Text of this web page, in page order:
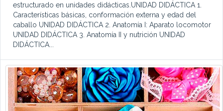
estructurado en unidades didácticas.UNIDAD DIDÁCTICA 1.
Características básicas, conformación externa y edad del
caballo UNIDAD DIDÁCTICA 2. Anatomía I: Aparato locomotor
UNIDAD DIDÁCTICA 3. Anatomía II y nutrición UNIDAD
DIDÁCTICA...